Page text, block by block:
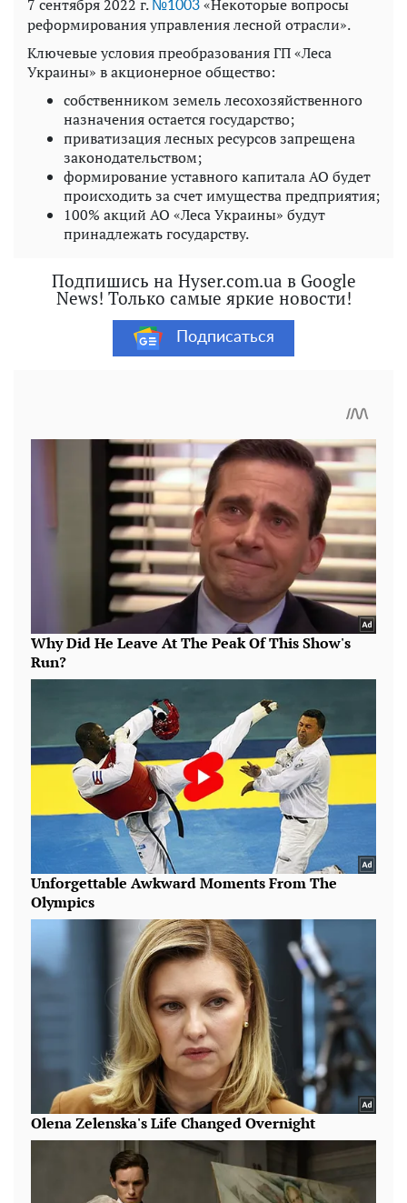
7 сентября 2022 г. №1003 «Некоторые вопросы
реформирования управления лесной отрасли».
Ключевые условия преобразования ГП «Леса
Украины» в акционерное общество:
собственником земель лесохозяйственного
назначения остается государство;
приватизация лесных ресурсов запрещена
законодательством;
формирование уставного капитала АО будет
происходить за счет имущества предприятия;
100% акций АО «Леса Украины» будут
принадлежать государству.
Подпишись на Hyser.com.ua в Google
News! Только самые яркие новости!
Подписаться